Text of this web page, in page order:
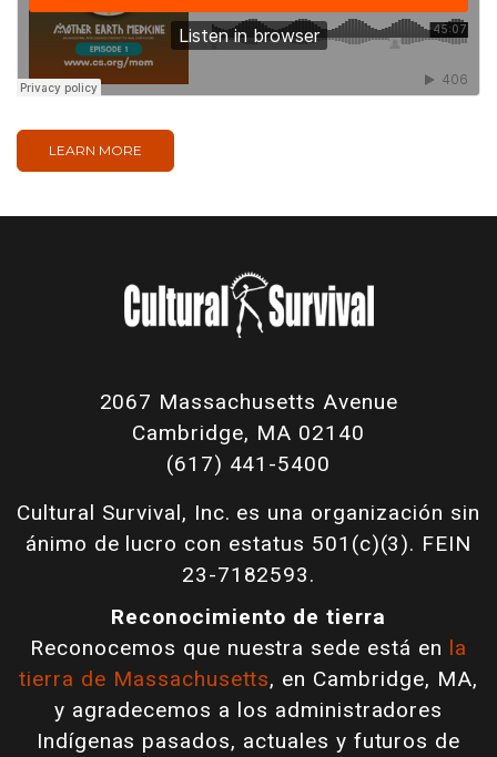
LEARN MORE
2067 Massachusetts Avenue
Cambridge, MA 02140
(617) 441-5400
Cultural Survival, Inc. es una organización sin
ánimo de lucro con estatus 501(c)(3). FEIN
23-7182593.
Reconocimiento de tierra
Reconocemos que nuestra sede está en la
tierra de Massachusetts, en Cambridge, MA,
y agradecemos a los administradores
Indígenas pasados, actuales y futuros de